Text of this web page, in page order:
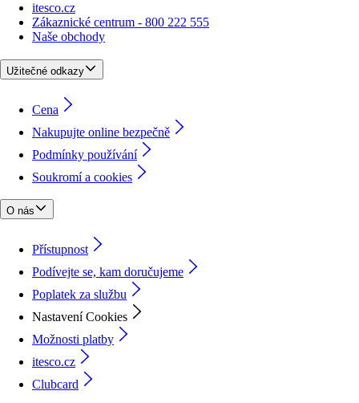
itesco.cz
Zákaznické centrum - 800 222 555
Naše obchody
Užitečné odkazy
Cena
Nakupujte online bezpečně
Podmínky používání
Soukromí a cookies
O nás
Přístupnost
Podívejte se, kam doručujeme
Poplatek za službu
Nastavení Cookies
Možnosti platby
itesco.cz
Clubcard